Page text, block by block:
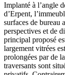
Implanté à l’angle
d’Erpent,
surfaces de bureau
perspectives et de
principal proposé
largement vitrées
prolongées par de
traversants sont